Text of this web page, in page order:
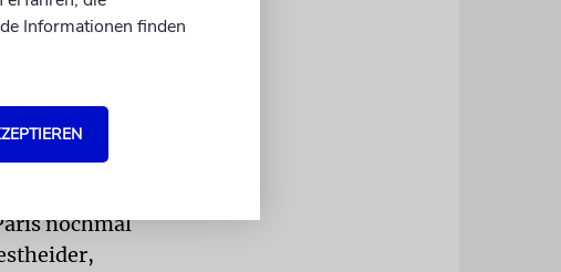
1920 war
und
nochmal
Informationen finden